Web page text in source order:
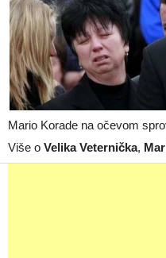
Mario Korade na očevom
Više o Velika Veternička,